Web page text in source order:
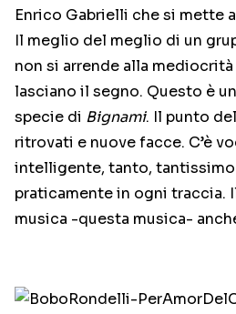
Enrico Gabrielli che si mette
Il meglio del meglio di un
non si arrende alla
lasciano il segno. Questo è
specie di Bignami. Il punto
ritrovati e nuove facce. C’è
intelligente, tanto,
praticamente in ogni traccia.
musica -questa musica-